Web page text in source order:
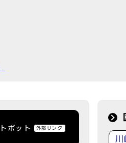
ボット 外部リンク
川